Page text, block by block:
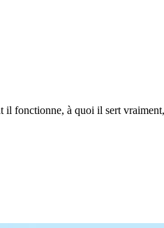
fonctionne, à quoi il sert